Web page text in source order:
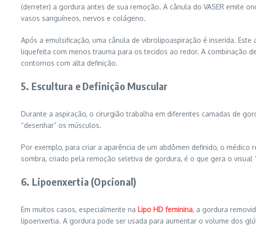
(derreter) a gordura antes de sua remoção. A cânula do VASER emite
vasos sanguíneos, nervos e colágeno.
Após a emulsificação, uma cânula de vibrolipoaspiração é inserida.
liquefeita com menos trauma para os tecidos ao redor. A combinação
contornos com alta definição.
5. Escultura e Definição Muscular
Durante a aspiração, o cirurgião trabalha em diferentes camadas de
“desenhar” os músculos.
Por exemplo, para criar a aparência de um abdômen definido, o
sombra, criado pela remoção seletiva de gordura, é o que gera o
6. Lipoenxertia (Opcional)
Em muitos casos, especialmente na Lipo HD feminina, a gordura
lipoenxertia. A gordura pode ser usada para aumentar o volume dos